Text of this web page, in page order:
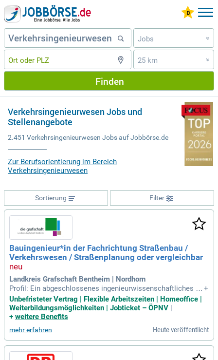
Jobs »
25 km »
Finden
Verkehrsingenieurwesen Jobs und
Stellenangebote
2.451 Verkehrsingenieurwesen Jobs auf Jobbörse.de
Zur Berufsorientierung im Bereich
Verkehrsingenieurwesen
Filter
Sortierung
Bauingenieur*in der Fachrichtung Straßenbau /
Verkehrswesen / Straßenplanung oder vergleichbar
Landkreis Grafschaft Bentheim | Nordhorn
Profil: Ein abgeschlossenes ingenieurwissenschaftliches St
udium im Bereich Bauingenieurwesen (Fachrichtung Straßen
bau / Verkehrswesen / Straßenplanung) oder vergleichbar; K
enntnisse im öffentlichen Bau- und Vergaberecht (VOB) sow
+
Unbefristeter Vertrag | Flexible Arbeitszeiten | Homeoffice |
Weiterbildungsmöglichkeiten | Jobticket – ÖPNV
+ weitere Benefits
mehr erfahren Heute veröffentlicht